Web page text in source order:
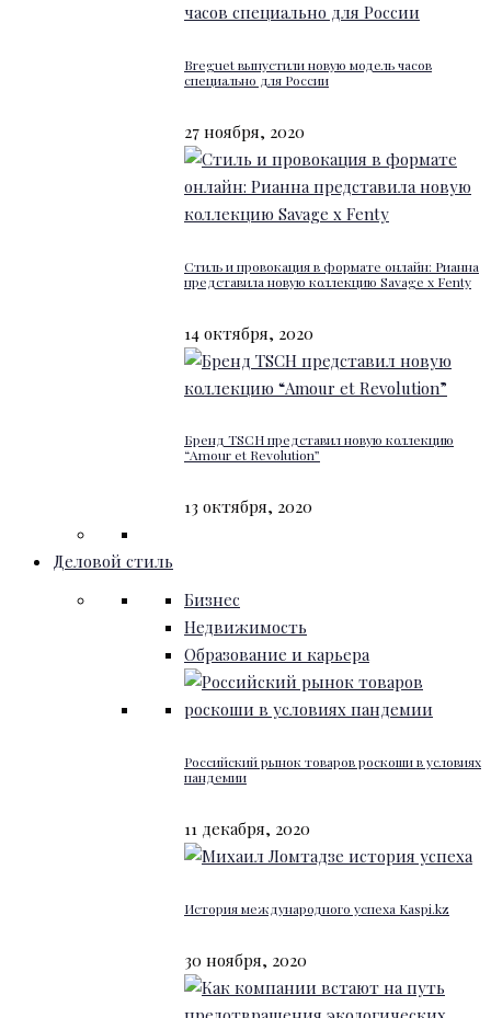
Breguet выпустили новую модель часов
специально для России
27 ноября, 2020
Стиль и провокация в формате онлайн: Рианна
представила новую коллекцию Savage x Fenty
14 октября, 2020
Бренд TSCH представил новую коллекцию
“Amour et Revolution”
13 октября, 2020
Деловой стиль
Бизнес
Недвижимость
Образование и карьера
Российский рынок товаров роскоши в условиях
пандемии
11 декабря, 2020
История международного успеха Kaspi.kz
30 ноября, 2020